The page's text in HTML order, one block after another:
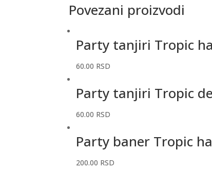
Povezani proizvodi
Party tanjiri Tropic
60.00 RSD
Party tanjiri Tropic
60.00 RSD
Party baner Tropic
200.00 RSD